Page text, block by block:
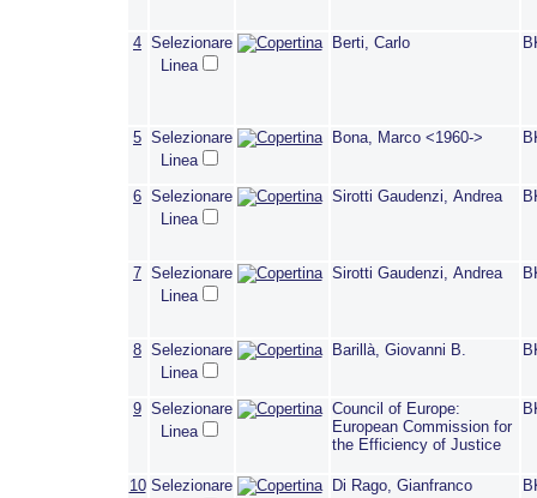
4 Selezionare
Linea
Berti, Carlo
5 Selezionare
Linea
Bona, Marco <1960->
6 Selezionare
Linea
Sirotti Gaudenzi, Andrea
7 Selezionare
Linea
Sirotti Gaudenzi, Andrea
8 Selezionare
Linea
Barillà, Giovanni B.
9 Selezionare
Linea
Council of Europe:
European Commission for
the Efficiency of Justice
10 Selezionare
Di Rago, Gianfranco